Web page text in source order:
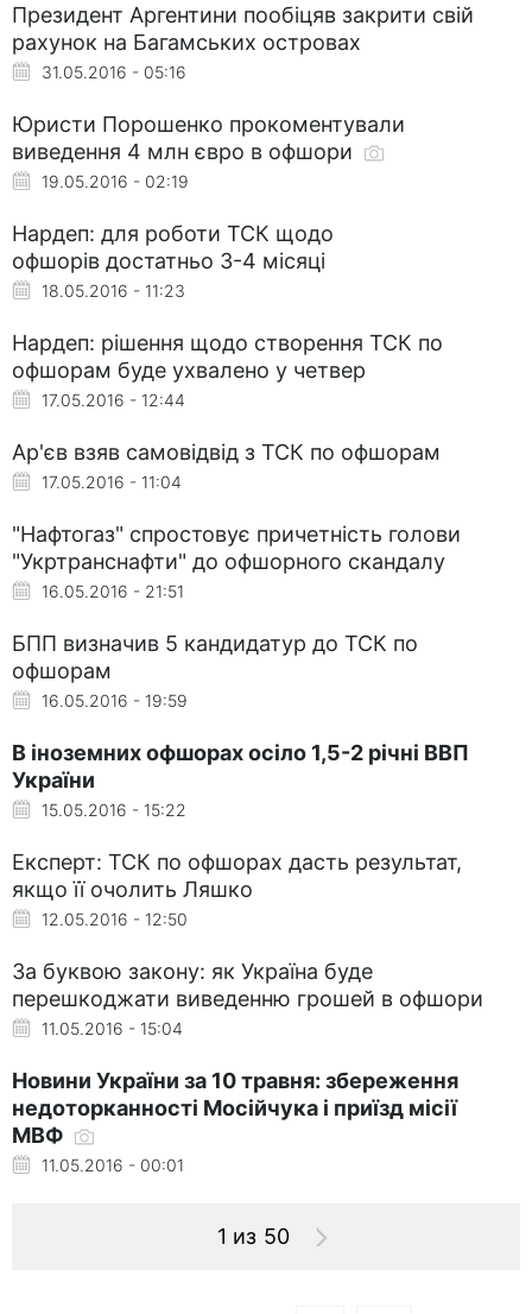
Президент Аргентини пообіцяв закрити свій
рахунок на Багамських островах
31.05.2016 - 05:16
Юристи Порошенко прокоментували
виведення 4 млн євро в офшори
19.05.2016 - 02:19
Нардеп: для роботи ТСК щодо
офшорів достатньо 3-4 місяці
18.05.2016 - 11:23
Нардеп: рішення щодо створення ТСК по
офшорам буде ухвалено у четвер
17.05.2016 - 12:44
Ар'єв взяв самовідвід з ТСК по офшорам
17.05.2016 - 11:04
"Нафтогаз" спростовує причетність голови
"Укртранснафти" до офшорного скандалу
16.05.2016 - 21:51
БПП визначив 5 кандидатур до ТСК по
офшорам
16.05.2016 - 19:59
В іноземних офшорах осіло 1,5-2 річні ВВП
України
15.05.2016 - 15:22
Експерт: ТСК по офшорах дасть результат,
якщо її очолить Ляшко
12.05.2016 - 12:50
За буквою закону: як Україна буде
перешкоджати виведенню грошей в офшори
11.05.2016 - 15:04
Новини України за 10 травня: збереження
недоторканності Мосійчука і приїзд місії
МВФ
11.05.2016 - 00:01
1 из 50